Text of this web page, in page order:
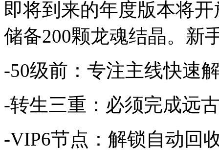
即将到来的年度版本将
储备200颗龙魂结晶。新
-50级前：专注主线快速
-转生三重：必须完成远
-VIP6节点：解锁自动回